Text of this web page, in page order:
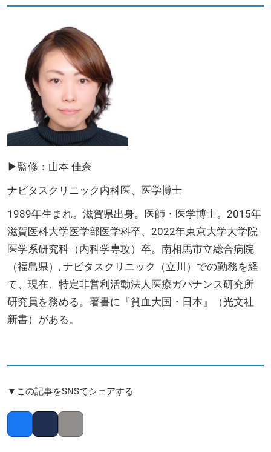
▶監修：山本 佳奈
ナビタスクリニック内科医、医学博士
1989年生まれ。滋賀県出身。医師・医学博士。2015年
滋賀医科大学医学部医学科卒、2022年東京大学大学院
医学系研究科（内科学専攻）卒。南相馬市立総合病院
（福島県）, ナビタスクリニック（立川）での勤務を経
て、現在、特定非営利活動法人医療ガバナンス研究所
研究員を務める。著書に『貧血大国・日本』（光文社
新書）がある。
▼この記事をSNSでシェアする
FacebookTwitter Copy link